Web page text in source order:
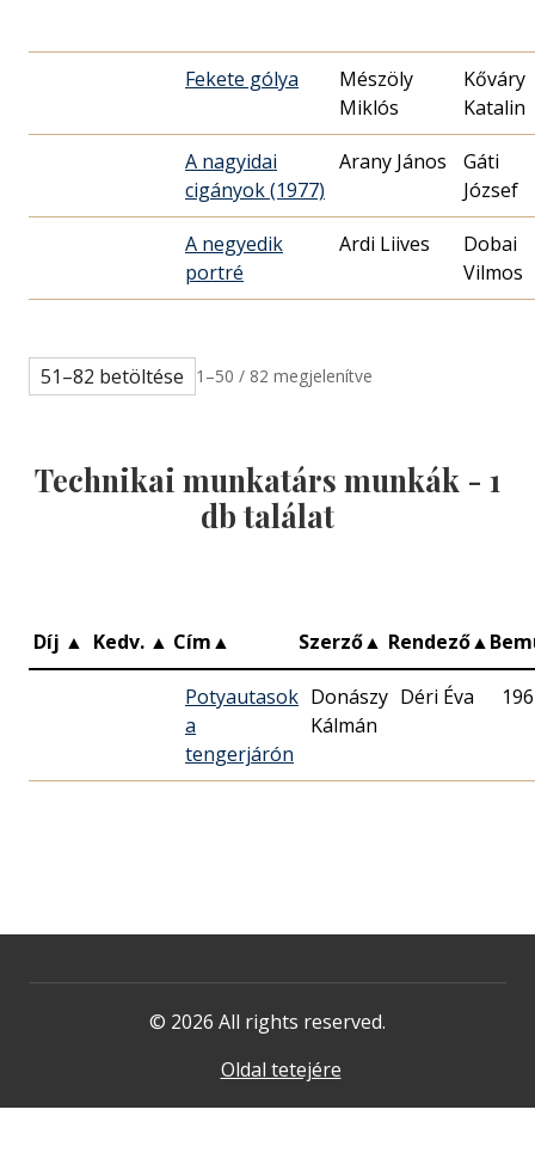
Fekete gólya
Mészöly
Miklós
Kőváry
Katalin
A nagyidai
cigányok (1977)
Arany János
Gáti
József
A negyedik
portré
Ardi Liives
Dobai
Vilmos
51–82 betöltése 1–50 / 82 megjelenítve
Technikai munkatárs munkák - 1
db találat
Díj ▲ Kedv. ▲ Cím▲ Szerző▲ Rendező▲
Potyautasok
a
tengerjárón
Donászy
Kálmán
Déri Éva
© 2026 All rights reserved.
Oldal tetejére